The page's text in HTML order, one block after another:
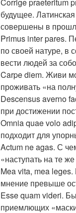
будущее.
совершены в
Primus inter pares.
по своей натуре,
вести людей за
Carpe diem. Живи
проживать «на
Descensus averno
при достижении
Omnia quae volo
подходит для
Actum ne agas. С
«наступать на те
Mea vita, mea
мнение превыше
Esse quam videri.
приемлющих